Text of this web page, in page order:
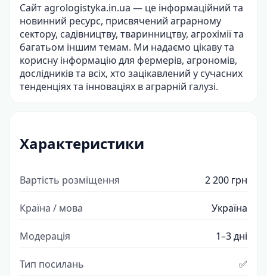
Сайт agrologistyka.in.ua — це інформаційний та
новинний ресурс, присвячений аграрному
сектору, садівництву, тваринництву, агрохімії та
багатьом іншим темам. Ми надаємо цікаву та
корисну інформацію для фермерів, агрономів,
дослідників та всіх, хто зацікавлений у сучасних
тенденціях та інноваціях в аграрній галузі.
Характеристики
Вартість розміщення 2 200 грн
Країна / мова Україна
Модерація 1–3 дні
Тип посилань ✅